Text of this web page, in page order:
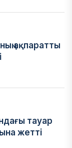
ақпаратты
тауар
жетті